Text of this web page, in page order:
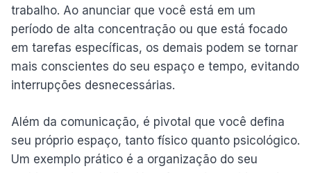
trabalho. Ao anunciar que você está em um
período de alta concentração ou que está focado
em tarefas específicas, os demais podem se tornar
mais conscientes do seu espaço e tempo, evitando
interrupções desnecessárias.
Além da comunicação, é pivotal que você defina
seu próprio espaço, tanto físico quanto psicológico.
Um exemplo prático é a organização do seu